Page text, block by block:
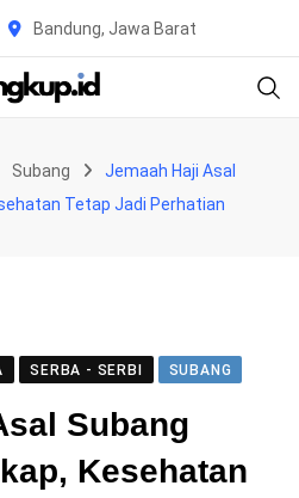
Bandung, Jawa Barat
Subang
Jemaah Haji Asal
Tetap Jadi Perhatian
SERBA - SERBI SUBANG
Subang
Kesehatan